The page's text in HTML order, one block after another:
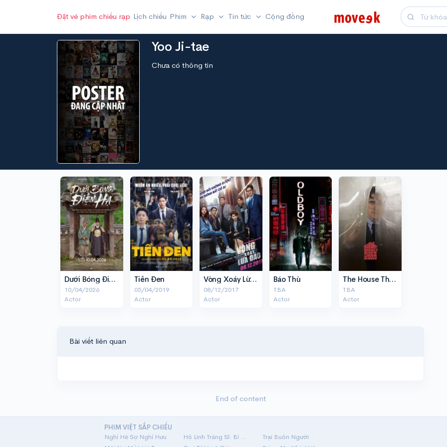
Đặt vé phim chiếu rạp Lịch chiếu Phim Rạp Tin tức Cộng đồng
Yoo Ji-tae
Chưa có thông tin
Dưới Bóng Điện Hạ
10/04/2026
Actor
Tiền Đen
05/04/2019
Actor
Vòng Xoáy Lừa Đảo
08/12/2017
Actor
Báo Thù
TBA
Actor
The House That Jack Built
TBA
Actor
Bài viết liên quan
End of content
PHIM VIỆT SẮP CHIẾU
Nghỉ Hè Sợ Nghỉ Hưu
Hộ Linh Tráng Sĩ: Bí Ẩn Mộ Vua Đinh
Trại Buôn Người